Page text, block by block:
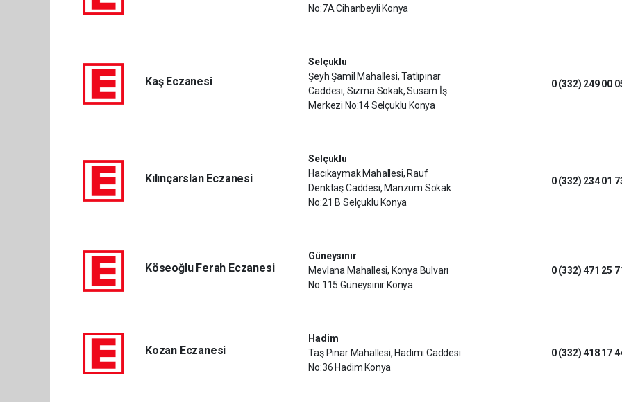
No:7A Cihanbeyli Konya
Kaş Eczanesi
Selçuklu
Şeyh Şamil Mahallesi, Tatlıpınar
Caddesi, Sızma Sokak, Susam İş
Merkezi No:14 Selçuklu Konya
0 (332) 249 00
Kılınçarslan Eczanesi
Selçuklu
Hacıkaymak Mahallesi, Rauf
Denktaş Caddesi, Manzum Sokak
No:21 B Selçuklu Konya
0 (332) 234 01
Köseoğlu Ferah Eczanesi
Güneysınır
Mevlana Mahallesi, Konya Bulvarı
No:115 Güneysınır Konya
0 (332) 471 25
Kozan Eczanesi
Hadim
Taş Pınar Mahallesi, Hadimi Caddesi
No:36 Hadim Konya
0 (332) 418 17